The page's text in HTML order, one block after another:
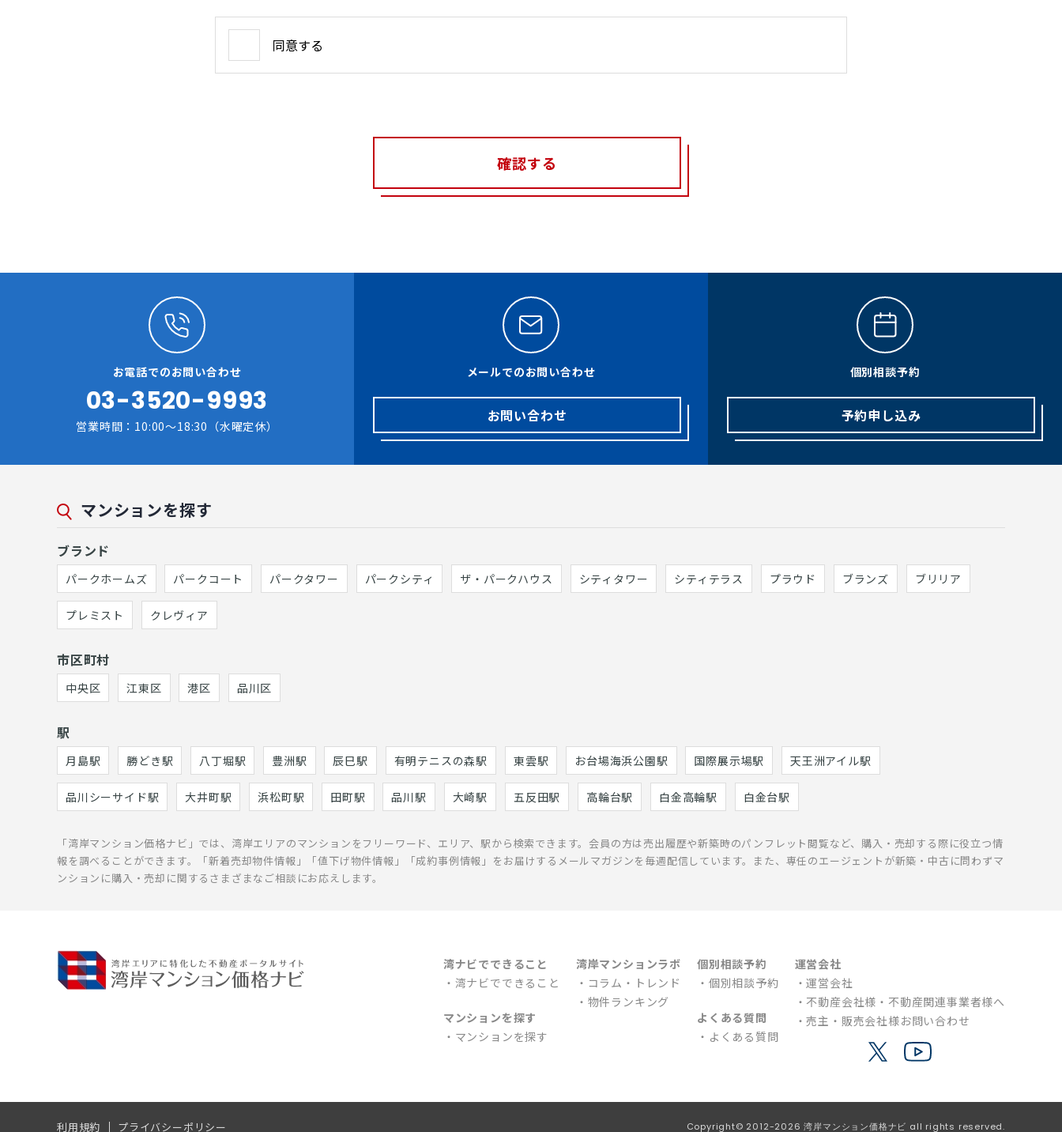
同意する
確認する
お電話でのお問い合わせ
03-3520-9993
営業時間：10:00～18:30（水曜定休）
メールでのお問い合わせ
お問い合わせ
個別相談予約
予約申し込み
マンションを探す
ブランド
パークホームズ パークコート パークタワー パークシティ ザ・パークハウス シティタワー シティテラス プラウド ブランズ ブリリア
プレミスト クレヴィア
市区町村
中央区 江東区 港区 品川区
駅
月島駅 勝どき駅 八丁堀駅 豊洲駅 辰巳駅 有明テニスの森駅 東雲駅 お台場海浜公園駅 国際展示場駅 天王洲アイル駅
品川シーサイド駅 大井町駅 浜松町駅 田町駅 品川駅 大崎駅 五反田駅 高輪台駅 白金高輪駅 白金台駅
「湾岸マンション価格ナビ」では、湾岸エリアのマンションをフリーワード、エリア、駅から検索できます。会員の方は売出履歴や新築時のパンフレット閲覧など、購入・売却する際に役立つ情
報を調べることができます。「新着売却物件情報」「値下げ物件情報」「成約事例情報」をお届けするメールマガジンを毎週配信しています。また、専任のエージェントが新築・中古に問わずマ
ンションに購入・売却に関するさまざまなご相談にお応えします。
湾ナビでできること
湾ナビでできること
マンションを探す
マンションを探す
湾岸マンションラボ
コラム・トレンド
物件ランキング
個別相談予約
個別相談予約
よくある質問
よくある質問
運営会社
運営会社
不動産会社様・不動産関連事業者様へ
売主・販売会社様お問い合わせ
利用規約 プライバシーポリシー Copyright© 2012-2026 湾岸マンション価格ナビ all rights reserved.